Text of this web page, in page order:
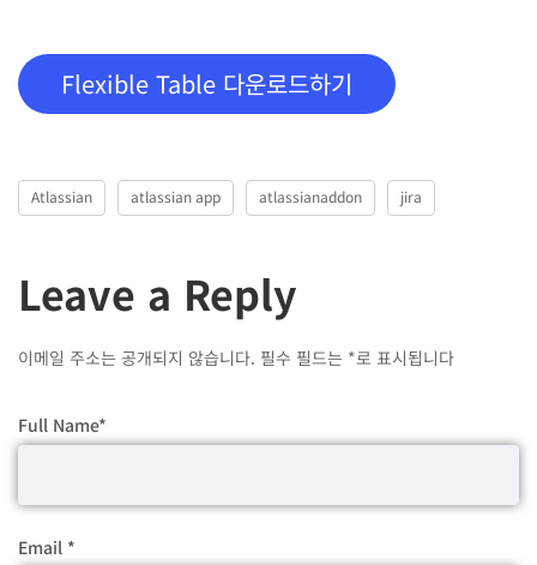
Flexible Table 다운로드하기
Atlassian atlassian app atlassianaddon jira
Leave a Reply
이메일 주소는 공개되지 않습니다. 필수 필드는 *로 표시됩니다
Full Name*
Email *